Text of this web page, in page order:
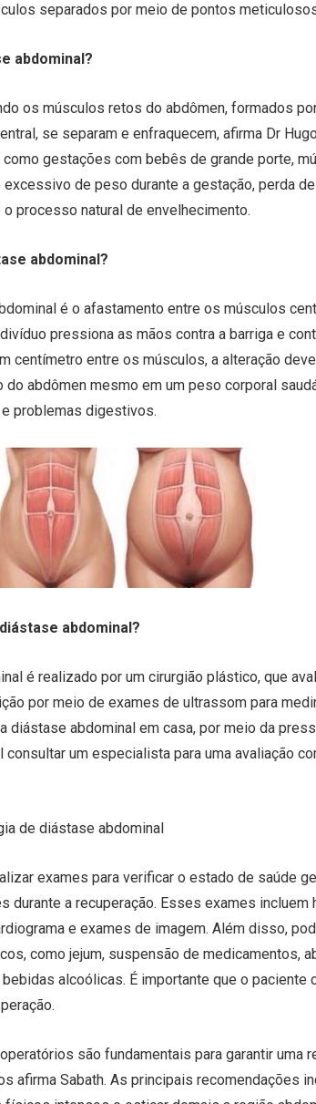
separados por meio de pontos
abdominal?
os músculos retos do abdômen, formados
se separam e enfraquecem, afirma Dr
gestações com bebês de grande porte,
de peso durante a gestação, perda
processo natural de envelhecimento.
abdominal?
é o afastamento entre os músculos
pressiona as mãos contra a barriga e
centímetro entre os músculos, a alteração
abdômen mesmo em um peso corporal
problemas digestivos.
abdominal?
é realizado por um cirurgião plástico, que
por meio de exames de ultrassom para
diástase abdominal em casa, por meio da
um especialista para uma avaliação
de diástase abdominal
exames para verificar o estado de saúde
a recuperação. Esses exames incluem
e exames de imagem. Além disso,
como jejum, suspensão de medicamentos,
alcoólicas. É importante que o paciente
são fundamentais para garantir uma
afirma Sabath. As principais recomendações